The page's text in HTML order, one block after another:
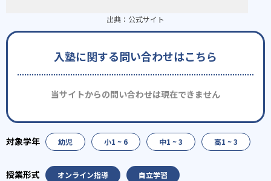
出典： 公式サイト
入塾に関する問い合わせはこちら
当サイトからの問い合わせは現在できません
幼児 小1 ~ 6 中1 ~ 3 高1 ~ 3
オンライン指導 自立学習